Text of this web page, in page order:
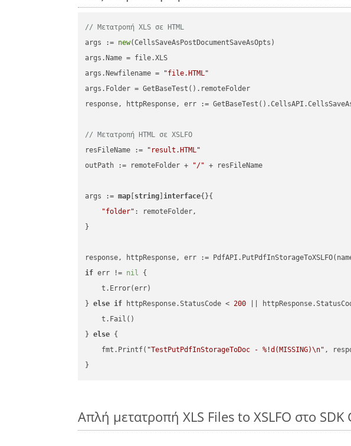
// Μετατροπή XLS σε HTML
args := new(CellsSaveAsPostDocumentSaveAsOpts)
args.Name = file.XLS
args.Newfilename =
"file.HTML"
args.Folder = GetBaseTest().remoteFolder
response, httpResponse, err :=
// Μετατροπή HTML σε XSLFO
resFileName :=
"result.HTML"
outPath := remoteFolder +
"/" + resFileName
args := map string ]interface{}{
"folder" : remoteFolder,
}
if err != nil {
    t.Error(err)
} else if httpResponse.StatusCode < 200 ||
    t.Fail()
} else {
    fmt.Printf(
"TestPutPdfInStorageToDoc - %!d(MISSING)\n" ,
Απλή μετατροπή XLS Files to XSLFO στο SDK